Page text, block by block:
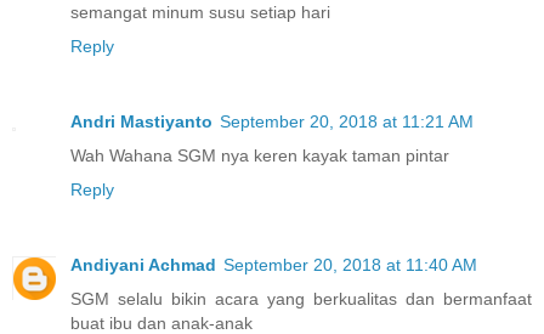
semangat minum susu setiap hari
Reply
Andri Mastiyanto September 20, 2018 at 11:21 AM
Wah Wahana SGM nya keren kayak taman pintar
Reply
Andiyani Achmad September 20, 2018 at 11:40 AM
SGM selalu bikin acara yang berkualitas dan bermanfaat
buat ibu dan anak-anak